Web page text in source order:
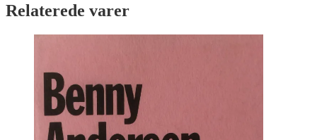
Relaterede varer